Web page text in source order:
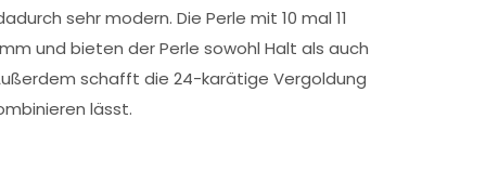
sehr modern. Die Perle mit 10 mal 11
und bieten der Perle sowohl Halt als auch
schafft die 24-karätige Vergoldung
lässt.